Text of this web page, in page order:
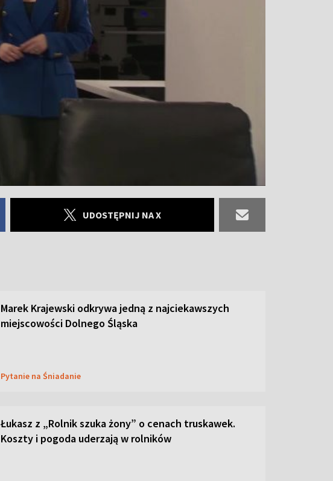
UDOSTĘPNIJ NA X
Marek Krajewski odkrywa jedną z najciekawszych
miejscowości Dolnego Śląska
Pytanie na Śniadanie
Łukasz z „Rolnik szuka żony” o cenach truskawek.
Koszty i pogoda uderzają w rolników